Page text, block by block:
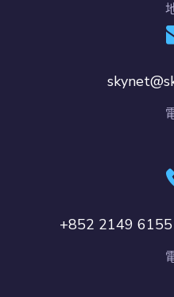
+852 2149